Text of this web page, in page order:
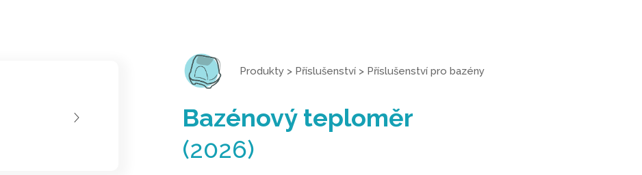
Produkty > Příslušenství > Příslušenství pro bazény
Bazénový teploměr
(2026)